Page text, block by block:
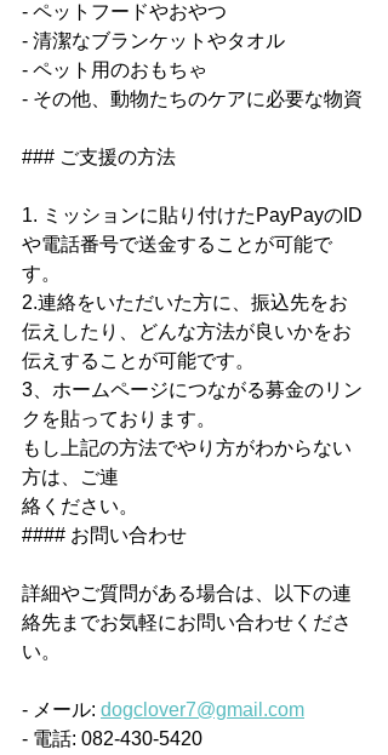
- ペットフードやおやつ
- 清潔なブランケットやタオル
- ペット用のおもちゃ
- その他、動物たちのケアに必要な物資
### ご支援の方法
1. ミッションに貼り付けたPayPayのID
や電話番号で送金することが可能で
す。
2.連絡をいただいた方に、振込先をお
伝えしたり、どんな方法が良いかをお
伝えすることが可能です。
3、ホームページにつながる募金のリン
クを貼っております。
もし上記の方法でやり方がわからない
方は、ご連
絡ください。
#### お問い合わせ
詳細やご質問がある場合は、以下の連
絡先までお気軽にお問い合わせくださ
い。
- メール: dogclover7@gmail.com
- 電話: 082-430-5420